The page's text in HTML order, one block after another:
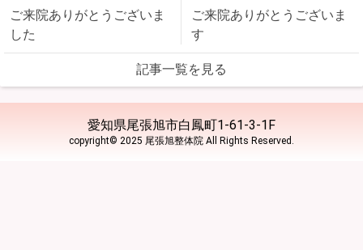
ご来院ありがとうございま
した
ご来院ありがとうございま
す
記事一覧を見る
愛知県尾張旭市白鳳町1-61-3-1F
copyright© 2025 尾張旭整体院 All Rights Reserved.